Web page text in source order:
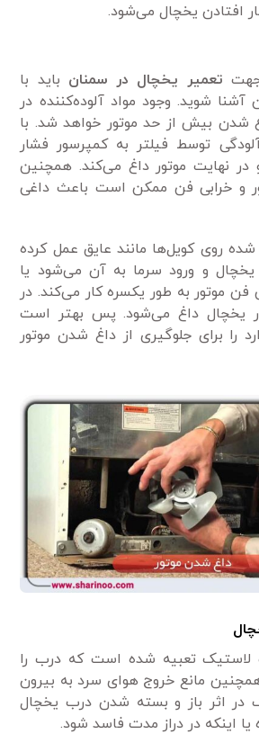
افتادن یخچال می‌شود.
تعمیر یخچال در سمنان باید با
آشنا شوید. وجود مواد آلوده‌کننده در
شدن بیش از حد موتور خواهد شد. با
توسط فیلتر به کمپرسور فشار
در نهایت موتور داغ می‌کند. همچنین
و خرابی فن ممکن است باعث داغی
روی کویل‌ها مانند عایق عمل کرده
یخچال و ورود سرما به آن می‌شود یا
فن موتور به طور یکسره کار می‌کند. در
یخچال داغ می‌شود. پس بهتر است
را برای جلوگیری از داغ شدن موتور
تعبیه شده است که درب را
مانع خروج هوای سرد به بیرون
در اثر باز و بسته شدن درب یخچال
اینکه در دراز مدت فاسد شود.